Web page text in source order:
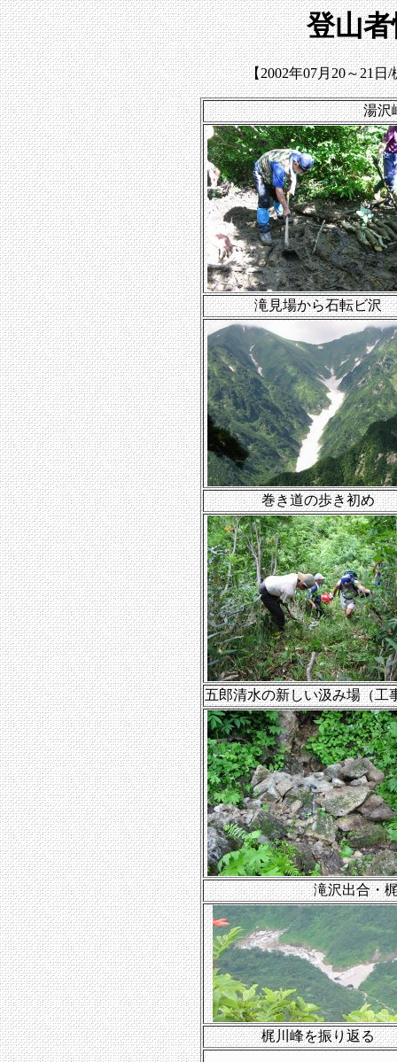
登山
【2002年07月20～21
湯沢
滝見場から石転ビ沢
巻き道の歩き初め
五郎清水の新しい汲み場（工
滝沢出合・
梶川峰を振り返る